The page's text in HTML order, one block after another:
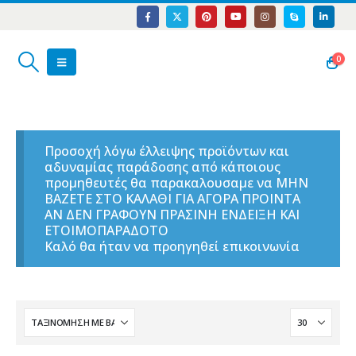
0
Προσοχή λόγω έλλειψης προϊόντων και
αδυναμίας παράδοσης από κάποιους
προμηθευτές θα παρακαλουσαμε να ΜΗΝ
ΒΑΖΕΤΕ ΣΤΟ ΚΑΛΑΘΙ ΓΙΑ ΑΓΟΡΑ ΠΡΟΙΝΤΑ
ΑΝ ΔΕΝ ΓΡΑΦΟΥΝ ΠΡΑΣΙΝΗ ΕΝΔΕΙΞΗ ΚΑΙ
ΕΤΟΙΜΟΠΑΡΑΔΟΤΟ
Καλό θα ήταν να προηγηθεί επικοινωνία